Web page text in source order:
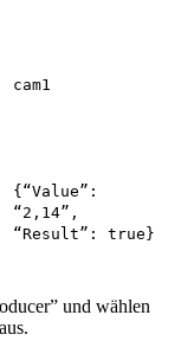
cam1
{“Value”:
“2,14”,
“Result”: true}
und wählen